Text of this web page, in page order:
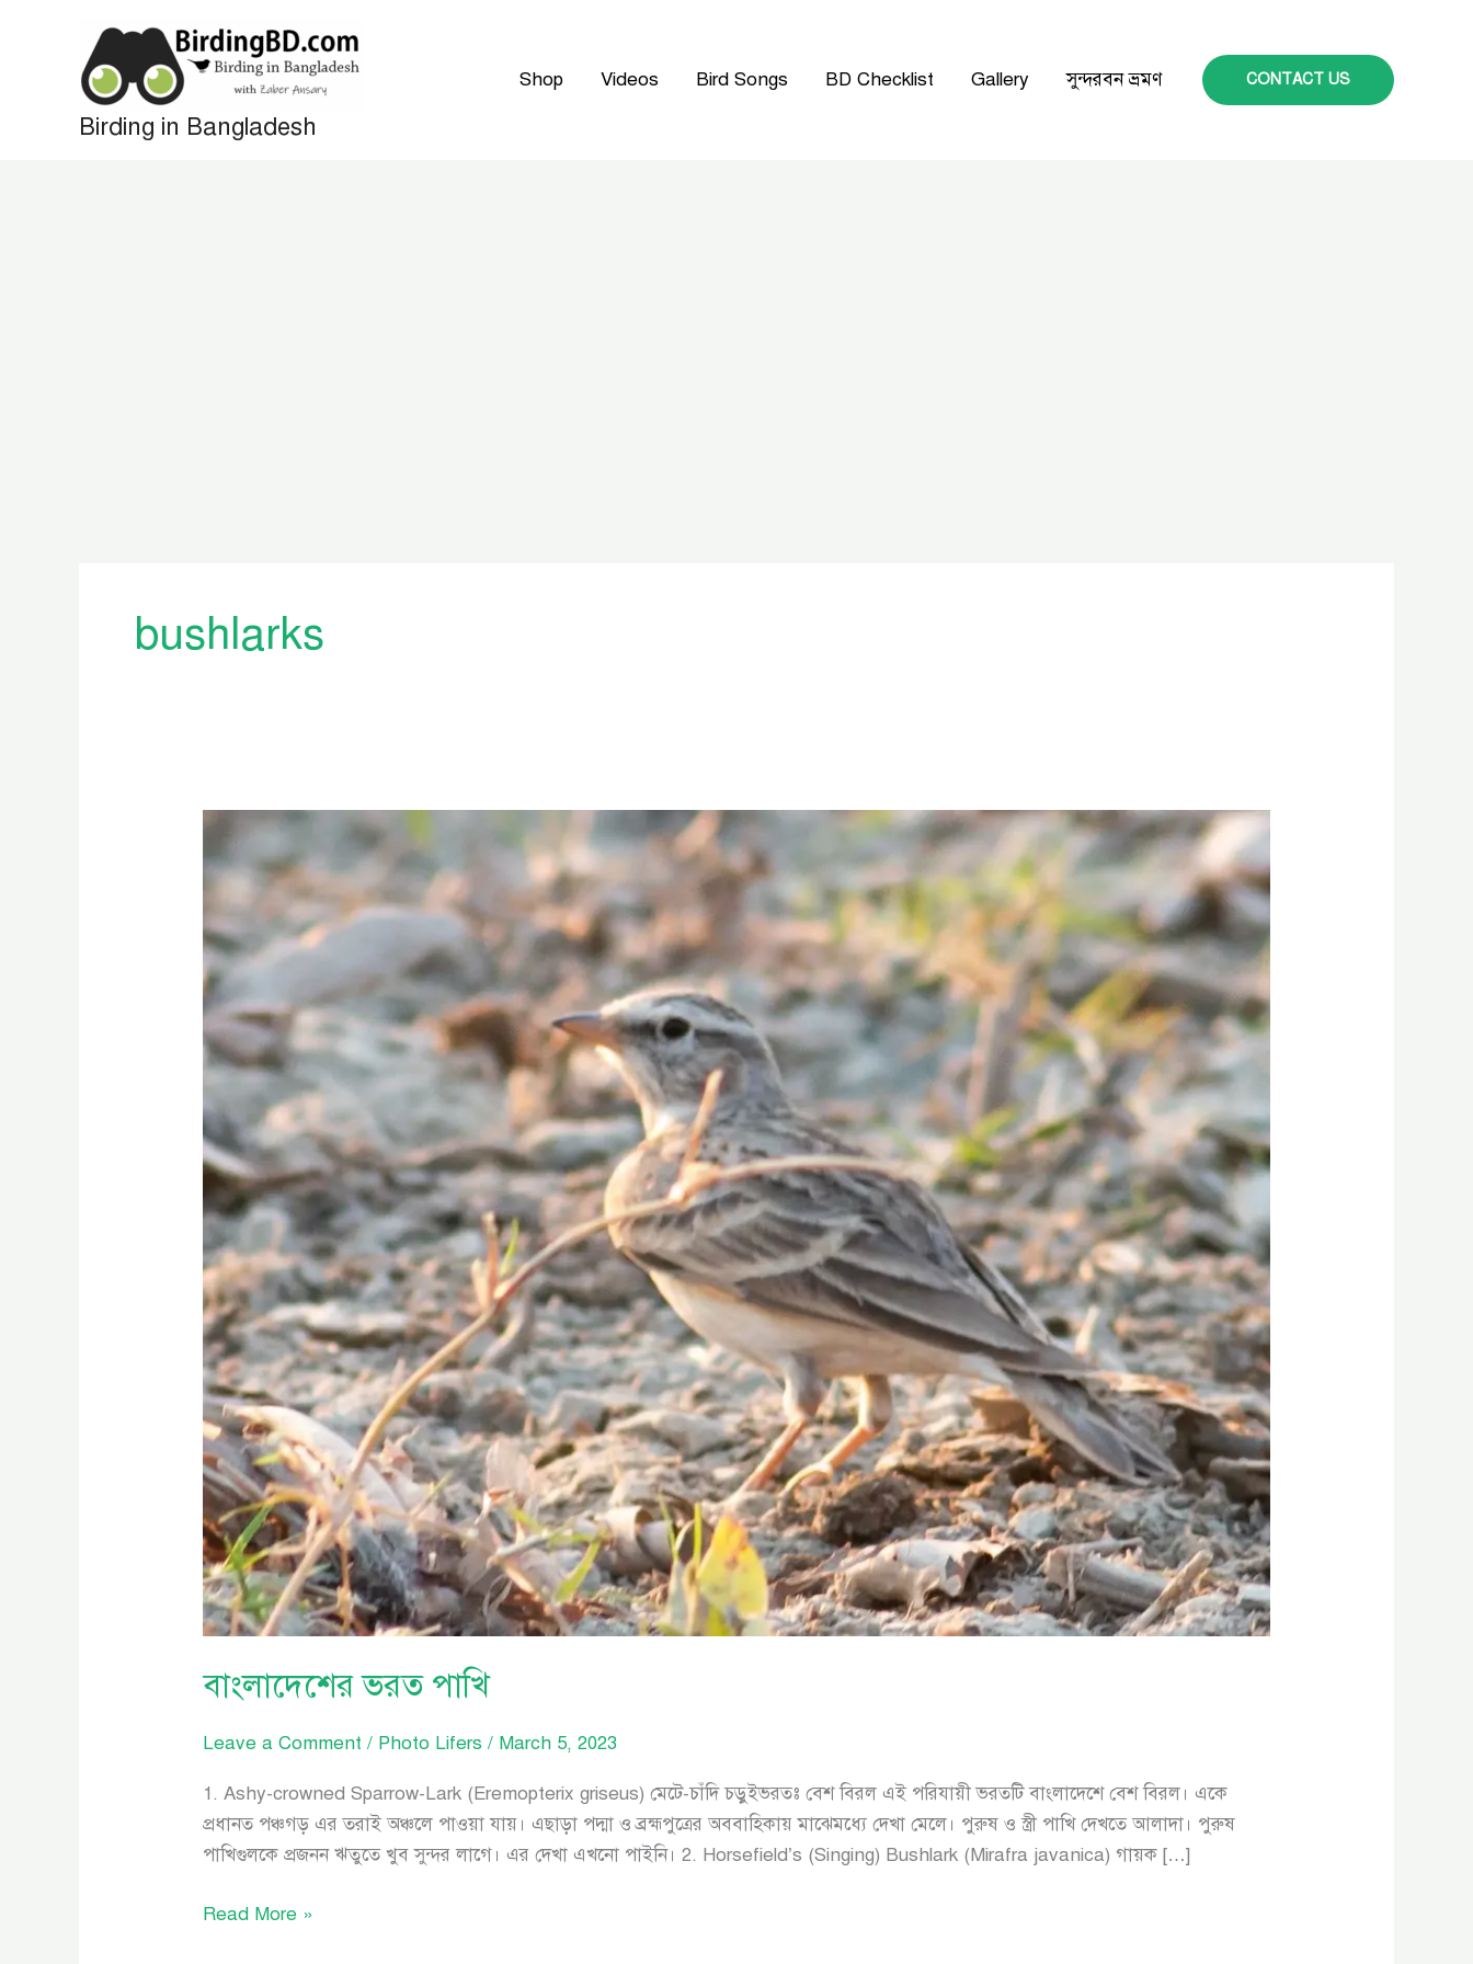
Birding in Bangladesh
Shop Videos Bird Songs BD Checklist Gallery সুন্দরবন ভ্রমণ CONTACT US
bushlarks
বাংলাদেশের ভরত পাখি
Leave a Comment / Photo Lifers / March 5, 2023
1. Ashy-crowned Sparrow-Lark (Eremopterix griseus) মেটে-চাঁদি চড়ুইভরতঃ বেশ বিরল এই পরিযায়ী ভরতটি বাংলাদেশে বেশ বিরল। একে
প্রধানত পঞ্চগড় এর তরাই অঞ্চলে পাওয়া যায়। এছাড়া পদ্মা ও ব্রহ্মপুত্রের অববাহিকায় মাঝেমধ্যে দেখা মেলে। পুরুষ ও স্ত্রী পাখি দেখতে আলাদা। পুরুষ
পাখিগুলকে প্রজনন ঋতুতে খুব সুন্দর লাগে। এর দেখা এখনো পাইনি। 2. Horsefield’s (Singing) Bushlark (Mirafra javanica) গায়ক […]
বাংলাদেশের
ভরত
Read More »